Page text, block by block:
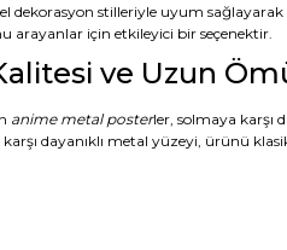
dekorasyon stilleriyle uyum
arayanlar için etkileyici bir seçenektir.
ve Uzun
anime metal posterler, solmaya karşı
karşı dayanıklı metal yüzeyi, ürünü